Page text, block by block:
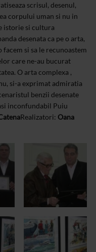
scrisul, desenul,
corpului uman si nu in
istorie si cultura
desenata ca pe o arta,
facem si sa le recunoastem
care ne-au bucurat
O arta complexa ,
si-a exprimat admiratia
benzii desenate
inconfundabil Puiu
Realizatori: Oana